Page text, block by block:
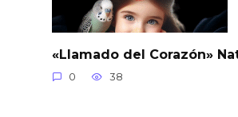
«Llamado del Corazón»
0 38